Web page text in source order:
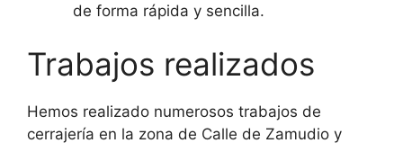
de forma rápida y sencilla.
Trabajos realizados
Hemos realizado numerosos trabajos de
cerrajería en la zona de Calle de Zamudio y